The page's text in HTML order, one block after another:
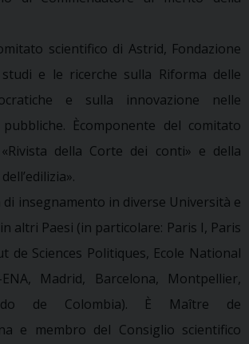
scientifico di Astrid, Fondazione
studi e le ricerche sulla Riforma delle
e sulla innovazione nelle
Ècomponente del comitato
della Corte dei conti» e della
insegnamento in diverse Università e
altri Paesi (in particolare: Paris I, Paris
de Sciences Politiques, Ecole National
ENA, Madrid, Barcelona, Montpellier,
de Colombia). È Maître de
e membro del Consiglio scientifico